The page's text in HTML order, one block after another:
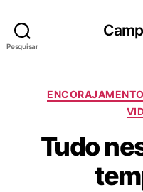
Pesquisar
ENCORAJAMENTO
Tudo